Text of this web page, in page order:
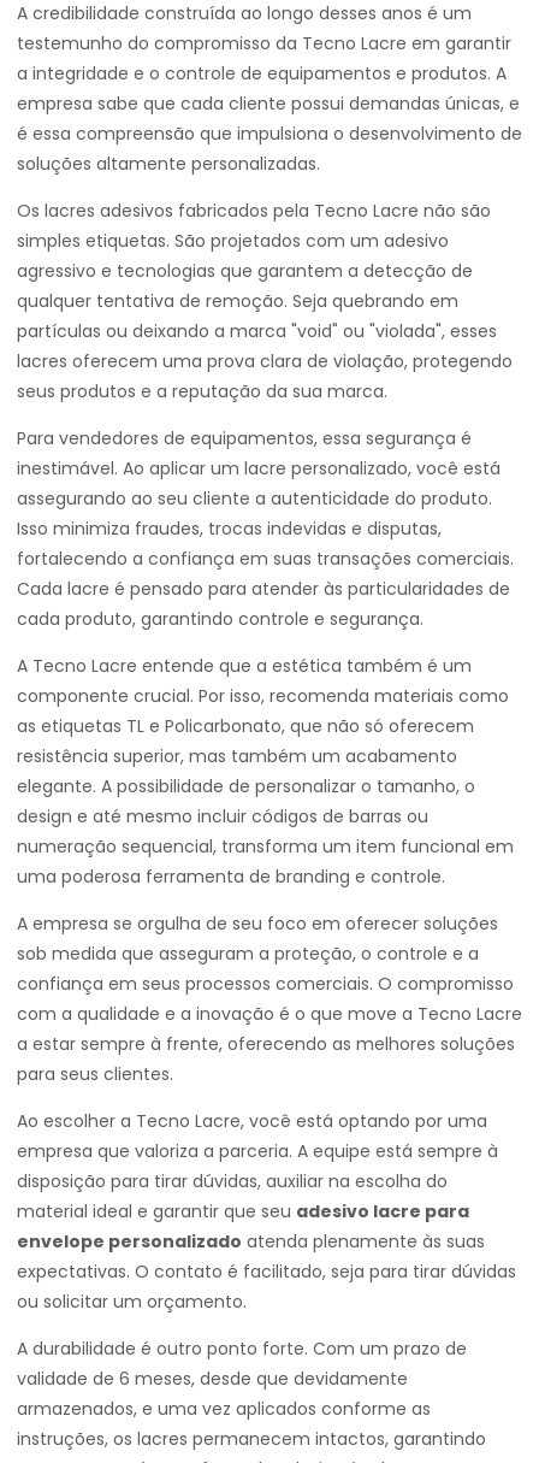
A credibilidade construída ao longo desses anos é um
testemunho do compromisso da Tecno Lacre em garantir
a integridade e o controle de equipamentos e produtos. A
empresa sabe que cada cliente possui demandas únicas, e
é essa compreensão que impulsiona o desenvolvimento de
soluções altamente personalizadas.
Os lacres adesivos fabricados pela Tecno Lacre não são
simples etiquetas. São projetados com um adesivo
agressivo e tecnologias que garantem a detecção de
qualquer tentativa de remoção. Seja quebrando em
partículas ou deixando a marca "void" ou "violada", esses
lacres oferecem uma prova clara de violação, protegendo
seus produtos e a reputação da sua marca.
Para vendedores de equipamentos, essa segurança é
inestimável. Ao aplicar um lacre personalizado, você está
assegurando ao seu cliente a autenticidade do produto.
Isso minimiza fraudes, trocas indevidas e disputas,
fortalecendo a confiança em suas transações comerciais.
Cada lacre é pensado para atender às particularidades de
cada produto, garantindo controle e segurança.
A Tecno Lacre entende que a estética também é um
componente crucial. Por isso, recomenda materiais como
as etiquetas TL e Policarbonato, que não só oferecem
resistência superior, mas também um acabamento
elegante. A possibilidade de personalizar o tamanho, o
design e até mesmo incluir códigos de barras ou
numeração sequencial, transforma um item funcional em
uma poderosa ferramenta de branding e controle.
A empresa se orgulha de seu foco em oferecer soluções
sob medida que asseguram a proteção, o controle e a
confiança em seus processos comerciais. O compromisso
com a qualidade e a inovação é o que move a Tecno Lacre
a estar sempre à frente, oferecendo as melhores soluções
para seus clientes.
Ao escolher a Tecno Lacre, você está optando por uma
empresa que valoriza a parceria. A equipe está sempre à
disposição para tirar dúvidas, auxiliar na escolha do
material ideal e garantir que seu adesivo lacre para
envelope personalizado atenda plenamente às suas
expectativas. O contato é facilitado, seja para tirar dúvidas
ou solicitar um orçamento.
A durabilidade é outro ponto forte. Com um prazo de
validade de 6 meses, desde que devidamente
armazenados, e uma vez aplicados conforme as
instruções, os lacres permanecem intactos, garantindo